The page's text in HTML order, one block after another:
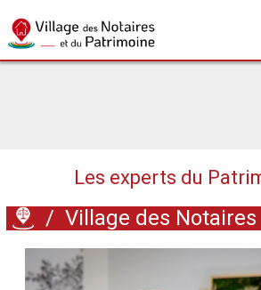
Les experts du
/ Village des Notaires